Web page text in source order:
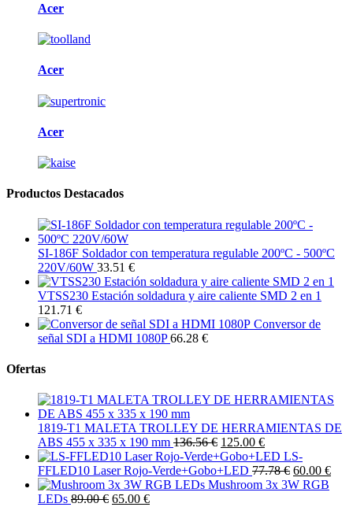
Acer
Acer
Acer
Productos Destacados
SI-186F Soldador con temperatura regulable 200ºC - 500ºC
220V/60W 33.51 €
VTSS230 Estación soldadura y aire caliente SMD 2 en 1
121.71 €
Conversor de
señal SDI a HDMI 1080P 66.28 €
Ofertas
1819-T1 MALETA TROLLEY DE HERRAMIENTAS DE
ABS 455 x 335 x 190 mm 136.56 € 125.00 €
LS-
FFLED10 Laser Rojo-Verde+Gobo+LED 77.78 € 60.00 €
Mushroom 3x 3W RGB
LEDs 89.00 € 65.00 €